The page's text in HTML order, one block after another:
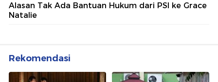
Alasan Tak Ada Bantuan Hukum dari PSI ke Grace
Natalie
Rekomendasi